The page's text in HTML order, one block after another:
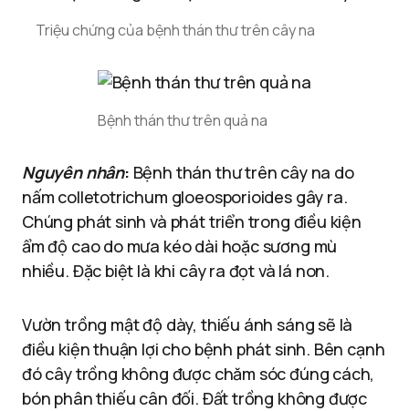
Triệu chứng của bệnh thán thư trên cây na
Bệnh thán thư trên quả na
Nguyên nhân: Bệnh thán thư trên cây na do
nấm colletotrichum gloeosporioides gây ra.
Chúng phát sinh và phát triển trong điều kiện
ẩm độ cao do mưa kéo dài hoặc sương mù
nhiều. Đặc biệt là khi cây ra đọt và lá non.
Vườn trồng mật độ dày, thiếu ánh sáng sẽ là
điều kiện thuận lợi cho bệnh phát sinh. Bên cạnh
đó cây trồng không được chăm sóc đúng cách,
bón phân thiếu cân đối. Đất trồng không được